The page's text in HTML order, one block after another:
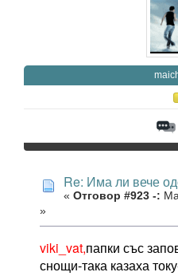
Re: Има ли вече
« Отговор #923 -:
»
viki_vat,папки със
снощи-така казаха